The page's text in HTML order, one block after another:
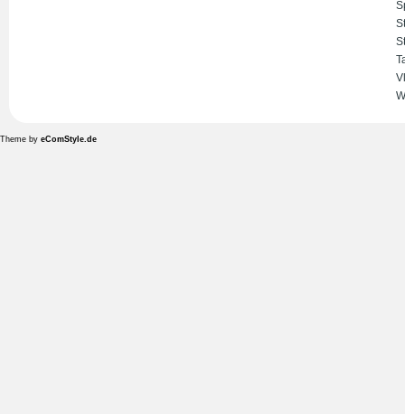
Theme by eComStyle.de